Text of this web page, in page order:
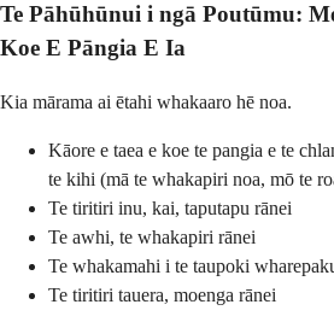
Te Pāhūhūnui i ngā Poutūmu:
Koe E Pāngia E Ia
Kia mārama ai ētahi whakaaro hē noa.
Kāore e taea e koe te pangia e te
te kihi (mā te whakapiri noa, mō te
Te tiritiri inu, kai, taputapu rānei
Te awhi, te whakapiri rānei
Te whakamahi i te taupoki
Te tiritiri tauera, moenga rānei